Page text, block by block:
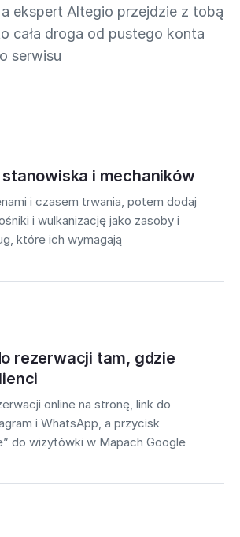
ekspert Altegio przejdzie z tobą
cała droga od pustego konta
serwisu
stanowiska i mechaników
i czasem trwania, potem dodaj
i wulkanizację jako zasoby i
które ich wymagają
rezerwacji tam, gdzie
online na stronę, link do
i WhatsApp, a przycisk
do wizytówki w Mapach Google